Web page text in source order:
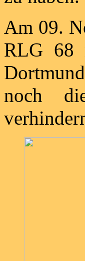
Am 09.
RLG 68
noch